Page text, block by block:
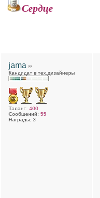
Сердце
jama
Кандидат в тех.дизайнеры
Талант: 400
Сообщений: 55
Награды: 3